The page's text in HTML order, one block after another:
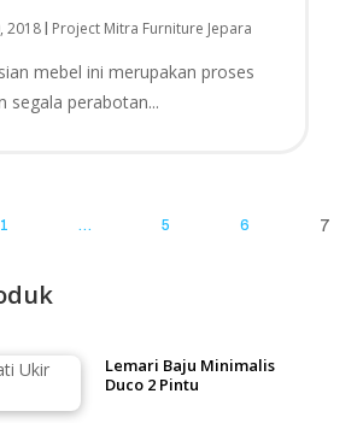
2018 Project Mitra Furniture Jepara
mebel ini merupakan proses
segala perabotan...
1 … 5 6 7
Lemari Baju Minimalis
Duco 2 Pintu